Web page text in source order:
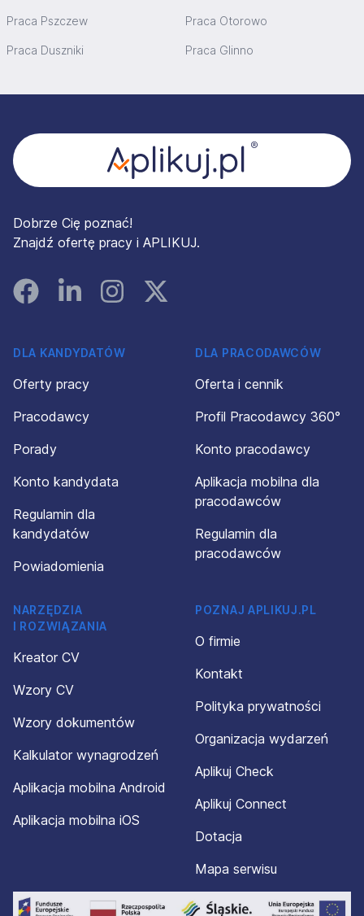
Praca Pszczew Praca Otorowo
Praca Duszniki Praca Glinno
Dobrze Cię poznać!
Znajdź ofertę pracy i APLIKUJ.
FacebookLinked InInstagramInstagram
DLA KANDYDATÓW
Oferty pracy
Pracodawcy
Porady
Konto kandydata
Regulamin dla
kandydatów
Powiadomienia
DLA PRACODAWCÓW
Oferta i cennik
Profil Pracodawcy 360°
Konto pracodawcy
Aplikacja mobilna dla
pracodawców
Regulamin dla
pracodawców
NARZĘDZIA
I ROZWIĄZANIA
Kreator CV
Wzory CV
Wzory dokumentów
Kalkulator wynagrodzeń
Aplikacja mobilna Android
Aplikacja mobilna iOS
POZNAJ APLIKUJ.PL
O firmie
Kontakt
Polityka prywatności
Organizacja wydarzeń
Aplikuj Check
Aplikuj Connect
Dotacja
Mapa serwisu